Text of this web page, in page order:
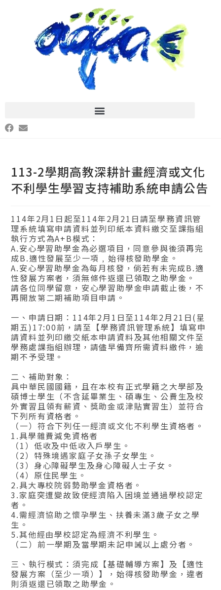
113-2學期高教深耕計畫經濟或文化
不利學生學習支持補助系統申請公告
114年2月1日起至114年2月21日請至學務資訊管
理系統填寫申請資料並列印紙本資料繳交至課指組
執行方式為A+B模式：
A.安心學習助學金為必選項目，同意參與後須再完
成B.適性發展至少一項﹐始得核發助學金。
A.安心學習助學金為每月核發，倘若有未完成B.適
性發展方案者，須無條件返還已領取之助學金。
請各位同學留意，安心學習助學金申請截止後，不
再開放第二期補助項目申請。
一、申請日期：114年2月1日至114年2月21日(星
期五)17:00前，請至【學務資訊管理系統】填寫申
請資料並列印繳交紙本申請資料及其他相關文件至
學務處課指組辦理，請儘早備齊所需資料繳件，逾
期不予受理。
二、補助對象：
具中華民國國籍，且在本校有正式學籍之大學部及
碩博士學生（不含延畢業生、碩專生、公費生及校
外實習且領有薪資、獎助金或津貼實習生）並符合
下列所有資格者。
（一）符合下列任一經濟或文化不利學生資格者。
1.具學雜費減免資格者
（1）低收及中低收入戶學生。
（2）特殊境遇家庭子女孫子女學生。
（3）身心障礙學生及身心障礙人士子女。
（4）原住民學生。
2.具大專校院弱勢助學金資格者。
3.家庭突遭變故致使經濟陷入困境並通過學校認定
者。
4.需經濟協助之懷孕學生、扶養未滿3歲子女之學
生。
5.其他經由學校認定為經濟不利學生。
（二）前一學期及當學期未記申誡以上處分者。
三、執行模式：須完成【基礎輔導方案】及【適性
發展方案（至少一項）】，始得核發助學金，違者
則須返還已領取之助學金。